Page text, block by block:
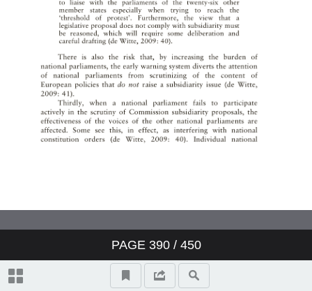
PAGE 390/ 450
Desiring Brotherhood—
Alternative Masculinities and a
Critiqueof the American Empire
in CarsonMcCullers’s Reflections
Information for Authors